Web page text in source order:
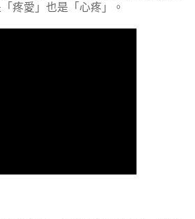
疼愛」也是「心疼」。